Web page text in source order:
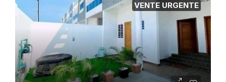
VENTE URGENTE